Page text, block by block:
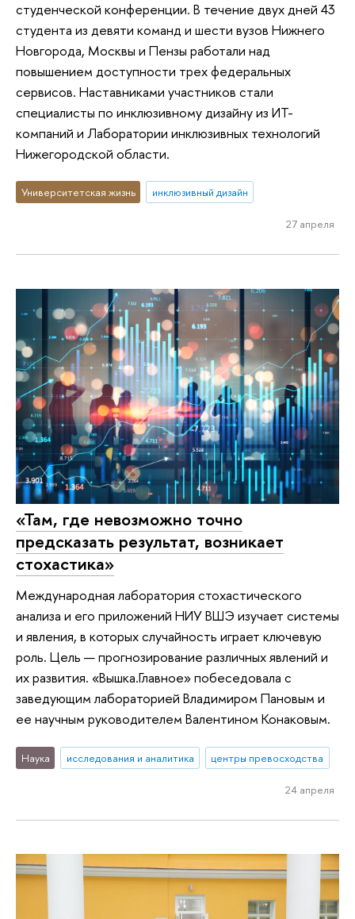
студенческой конференции. В течение двух дней 43
студента из девяти команд и шести вузов Нижнего
Новгорода, Москвы и Пензы работали над
повышением доступности трех федеральных
сервисов. Наставниками участников стали
специалисты по инклюзивному дизайну из ИТ-
компаний и Лаборатории инклюзивных технологий
Нижегородской области.
Университетская жизнь инклюзивный дизайн
27 апреля
«Там, где невозможно точно
предсказать результат, возникает
стохастика»
Международная лаборатория стохастического
анализа и его приложений НИУ ВШЭ изучает системы
и явления, в которых случайность играет ключевую
роль. Цель — прогнозирование различных явлений и
их развития. «Вышка.Главное» побеседовала с
заведующим лабораторией Владимиром Пановым и
ее научным руководителем Валентином Конаковым.
Наука исследования и аналитика центры превосходства
24 апреля